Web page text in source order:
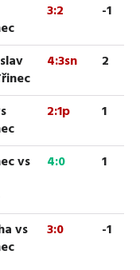
3:2 -1
4:3sn 2
2:1p 1
vs
4:0 1
vs
3:0 -1